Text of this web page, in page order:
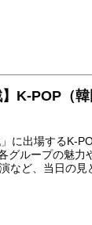
K-POP（
に出場するK-
グループの魅力
など、当日の見